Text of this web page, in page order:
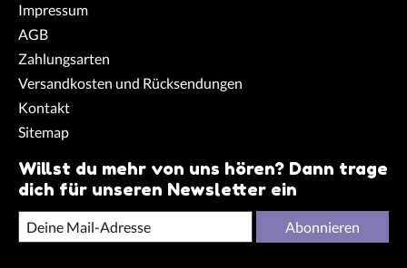
Impressum
AGB
Zahlungsarten
Versandkosten und Rücksendungen
Kontakt
Sitemap
Willst du mehr von uns hören? Dann trage
dich für unseren Newsletter ein
Abonnieren